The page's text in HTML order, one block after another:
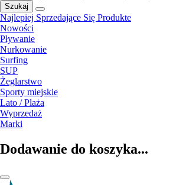
Szukaj
Najlepiej Sprzedające Się Produkte
Nowości
Pływanie
Nurkowanie
Surfing
SUP
Żeglarstwo
Sporty miejskie
Lato / Plaża
Wyprzedaż
Marki
Dodawanie do koszyka...